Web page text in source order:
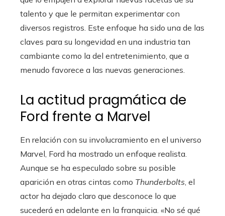
talento y que le permitan experimentar con
diversos registros. Este enfoque ha sido una de las
claves para su longevidad en una industria tan
cambiante como la del entretenimiento, que a
menudo favorece a las nuevas generaciones.
La actitud pragmática de
Ford frente a Marvel
En relación con su involucramiento en el universo
Marvel, Ford ha mostrado un enfoque realista.
Aunque se ha especulado sobre su posible
aparición en otras cintas como Thunderbolts, el
actor ha dejado claro que desconoce lo que
sucederá en adelante en la franquicia. «No sé qué